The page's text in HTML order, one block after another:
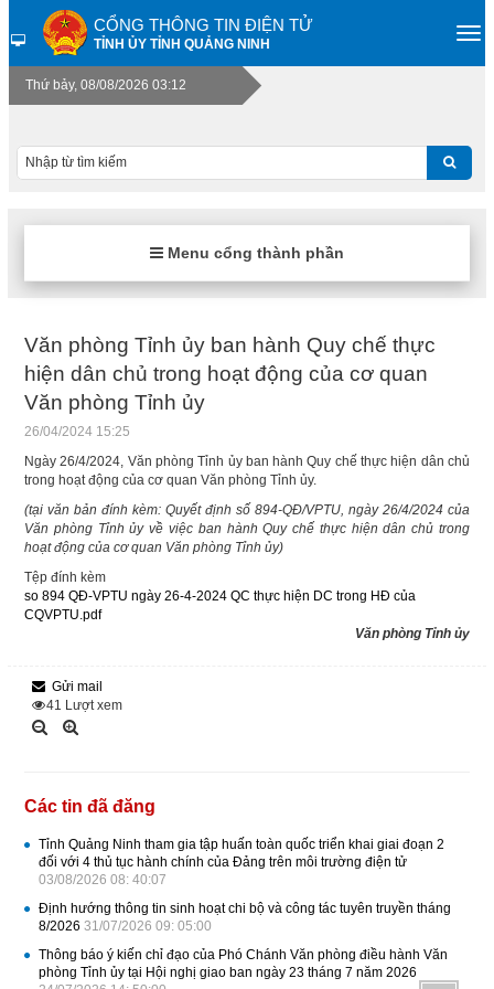
CỔNG THÔNG TIN ĐIỆN TỬ
TỈNH ỦY TỈNH QUẢNG NINH
Thứ bảy, 08/08/2026 03:12
Menu cổng thành phần
Văn phòng Tỉnh ủy ban hành Quy chế thực
hiện dân chủ trong hoạt động của cơ quan
Văn phòng Tỉnh ủy
26/04/2024 15:25
Ngày 26/4/2024, Văn phòng Tỉnh ủy ban hành Quy chế thực hiện dân chủ
trong hoạt động của cơ quan Văn phòng Tỉnh ủy.
(tại văn bản đính kèm: Quyết định số 894-QĐ/VPTU, ngày 26/4/2024 của
Văn phòng Tỉnh ủy về việc ban hành Quy chế thực hiện dân chủ trong
hoạt động của cơ quan Văn phòng Tỉnh ủy)
Tệp đính kèm
so 894 QĐ-VPTU ngày 26-4-2024 QC thực hiện DC trong HĐ của
CQVPTU.pdf
Văn phòng Tỉnh ủy
Gửi mail
41 Lượt xem
Các tin đã đăng
Tỉnh Quảng Ninh tham gia tập huấn toàn quốc triển khai giai đoạn 2
đối với 4 thủ tục hành chính của Đảng trên môi trường điện tử
03/08/2026 08: 40:07
Định hướng thông tin sinh hoạt chi bộ và công tác tuyên truyền tháng
8/2026 31/07/2026 09: 05:00
Thông báo ý kiến chỉ đạo của Phó Chánh Văn phòng điều hành Văn
phòng Tỉnh ủy tại Hội nghị giao ban ngày 23 tháng 7 năm 2026